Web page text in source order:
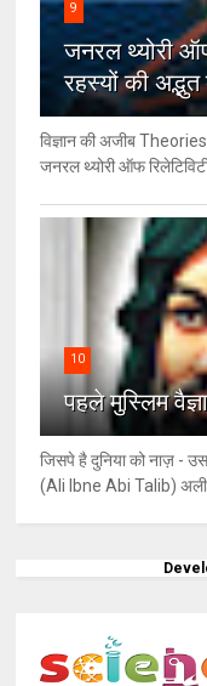
9
जनरल थ्‍योरी
रहस्‍यों की अद्भुत
विज्ञान की अजीब
जनरल थ्योरी ऑफ
10
पहले मुस्लिम
जिसपे है दुनिया को नाज़ -
(Ali Ibne Abi Talib) अली